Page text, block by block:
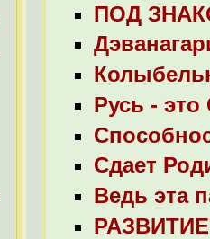
ПОД
Русь - это
Сдает
Ведь эта